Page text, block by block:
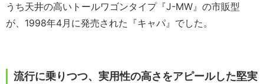
うち天井の高いトールワゴンタイプ『J-MW』の市販型
が、1998年4月に発売された『キャパ』でした。
流行に乗りつつ、実用性の高さをアピールした堅実